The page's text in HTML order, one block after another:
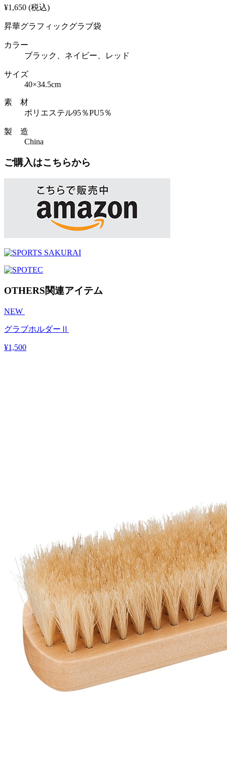
¥1,650 (税込)
昇華グラフィックグラブ袋
カラー
ブラック、ネイビー、レッド
サイズ
40×34.5cm
素 材
ポリエステル95％PU5％
製 造
China
ご購入はこちらから
OTHERS関連アイテム
NEW
グラブホルダーⅡ
¥1,500